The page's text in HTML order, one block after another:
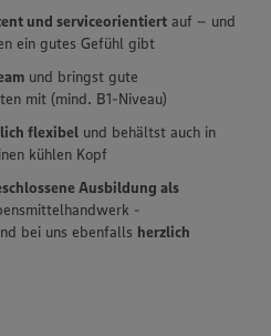
und serviceorientiert auf – und
ein gutes Gefühl gibt
und bringst gute
mit (mind. B1-Niveau)
flexibel und behältst auch in
kühlen Kopf
Ausbildung als
-
bei uns ebenfalls herzlich